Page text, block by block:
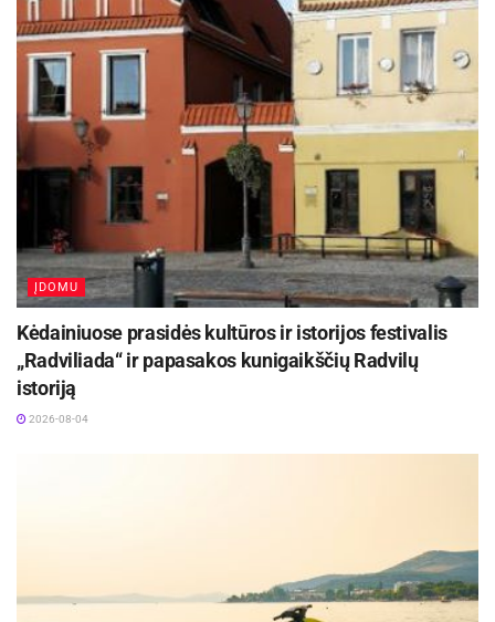
Statybininkų g.7-ojo namo savininkų bendrijai.
Panevėžiečių favoritei bus įteiktas skatinamasis
prizas.
Aktualios naujienos
Jonavos ligoninėje gimė 300-asis šių metų
kūdikis
2026-08-04
Ukmergės rajono savivaldybei padovanota
2026-08-04
ĮDOMU
Kėdainiuose prasidės kultūros ir istorijos festivalis
„Radviliada“ ir papasakos kunigaikščių Radvilų
istoriją
2026-08-04